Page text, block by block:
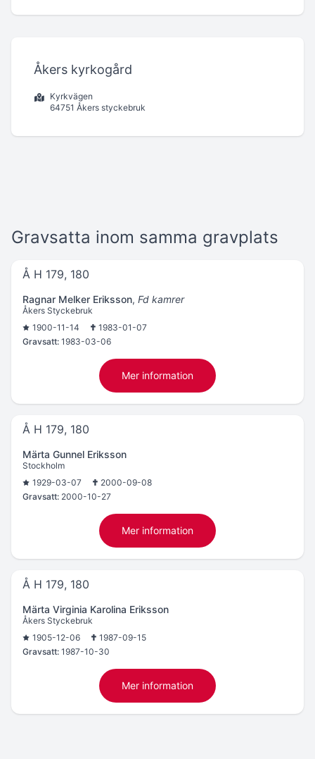
Åkers kyrkogård
Kyrkvägen
64751 Åkers styckebruk
Gravsatta inom samma gravplats
Å H 179, 180
Ragnar Melker Eriksson, Fd kamrer
Åkers Styckebruk
1900-11-14
1983-01-07
Gravsatt: 1983-03-06
Mer information
Å H 179, 180
Märta Gunnel Eriksson
Stockholm
1929-03-07
2000-09-08
Gravsatt: 2000-10-27
Mer information
Å H 179, 180
Märta Virginia Karolina Eriksson
Åkers Styckebruk
1905-12-06
1987-09-15
Gravsatt: 1987-10-30
Mer information